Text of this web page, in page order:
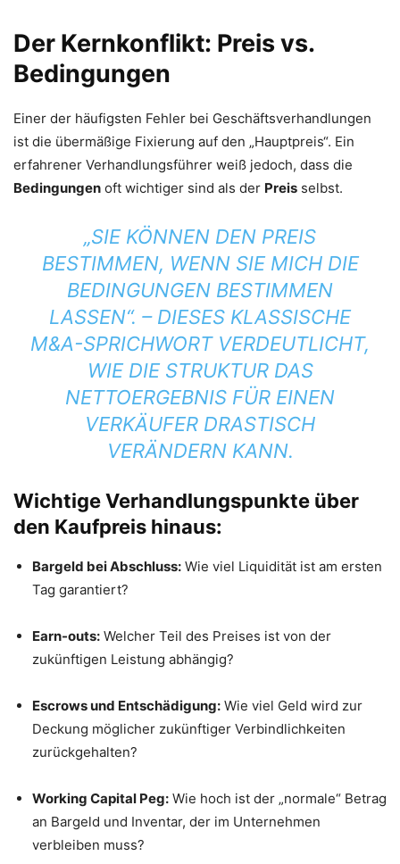
Der Kernkonflikt: Preis vs.
Bedingungen
Einer der häufigsten Fehler bei Geschäftsverhandlungen
ist die übermäßige Fixierung auf den „Hauptpreis“. Ein
erfahrener Verhandlungsführer weiß jedoch, dass die
Bedingungen oft wichtiger sind als der Preis selbst.
„SIE KÖNNEN DEN PREIS
BESTIMMEN, WENN SIE MICH DIE
BEDINGUNGEN BESTIMMEN
LASSEN“. – DIESES KLASSISCHE
M&A-SPRICHWORT VERDEUTLICHT,
WIE DIE STRUKTUR DAS
NETTOERGEBNIS FÜR EINEN
VERKÄUFER DRASTISCH
VERÄNDERN KANN.
Wichtige Verhandlungspunkte über
den Kaufpreis hinaus:
Bargeld bei Abschluss: Wie viel Liquidität ist am ersten
Tag garantiert?
Earn-outs: Welcher Teil des Preises ist von der
zukünftigen Leistung abhängig?
Escrows und Entschädigung: Wie viel Geld wird zur
Deckung möglicher zukünftiger Verbindlichkeiten
zurückgehalten?
Working Capital Peg: Wie hoch ist der „normale“ Betrag
an Bargeld und Inventar, der im Unternehmen
verbleiben muss?